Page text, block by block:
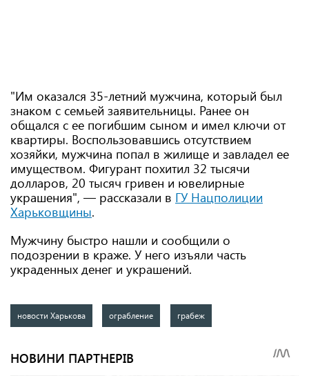
"Им оказался 35-летний мужчина, который был
знаком с семьей заявительницы. Ранее он
общался с ее погибшим сыном и имел ключи от
квартиры. Воспользовавшись отсутствием
хозяйки, мужчина попал в жилище и завладел ее
имуществом. Фигурант похитил 32 тысячи
долларов, 20 тысяч гривен и ювелирные
украшения", — рассказали в ГУ Нацполиции
Харьковщины.
Мужчину быстро нашли и сообщили о
подозрении в краже. У него изъяли часть
украденных денег и украшений.
новости Харькова ограбление грабеж